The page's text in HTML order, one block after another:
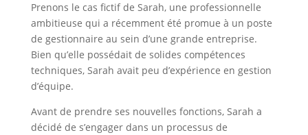
Prenons le cas fictif de Sarah, une professionnelle
ambitieuse qui a récemment été promue à un poste
de gestionnaire au sein d’une grande entreprise.
Bien qu’elle possédait de solides compétences
techniques, Sarah avait peu d’expérience en gestion
d’équipe.
Avant de prendre ses nouvelles fonctions, Sarah a
décidé de s’engager dans un processus de